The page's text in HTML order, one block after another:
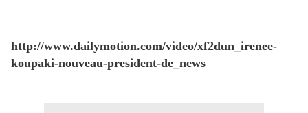
http://www.dailymotion.com/video/xf2dun_irenee-
koupaki-nouveau-president-de_news